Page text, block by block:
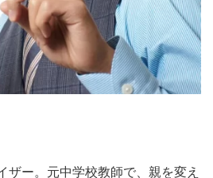
ザー。元中学校教師で、親を変え